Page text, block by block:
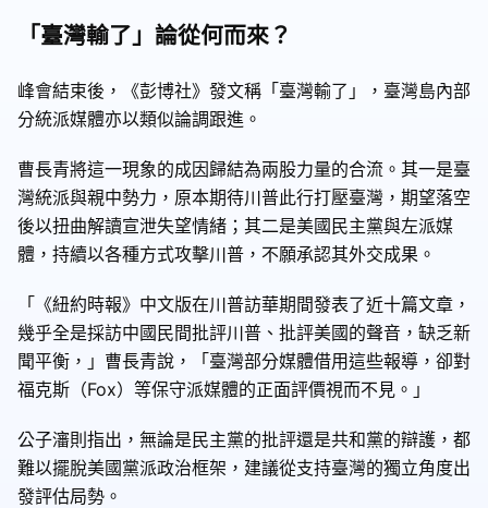
「臺灣輸了」論從何而來？
峰會結束後，《彭博社》發文稱「臺灣輸了」，臺灣島內部
分統派媒體亦以類似論調跟進。
曹長青將這一現象的成因歸結為兩股力量的合流。其一是臺
灣統派與親中勢力，原本期待川普此行打壓臺灣，期望落空
後以扭曲解讀宣泄失望情緒；其二是美國民主黨與左派媒
體，持續以各種方式攻擊川普，不願承認其外交成果。
「《紐約時報》中文版在川普訪華期間發表了近十篇文章，
幾乎全是採訪中國民間批評川普、批評美國的聲音，缺乏新
聞平衡，」曹長青說，「臺灣部分媒體借用這些報導，卻對
福克斯（Fox）等保守派媒體的正面評價視而不見。」
公子瀋則指出，無論是民主黨的批評還是共和黨的辯護，都
難以擺脫美國黨派政治框架，建議從支持臺灣的獨立角度出
發評估局勢。